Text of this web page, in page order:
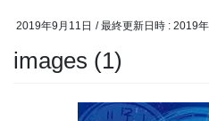
2019年9月11日 / 最終更新日時 : 2019
images (1)